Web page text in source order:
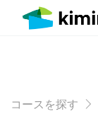
コースを探す